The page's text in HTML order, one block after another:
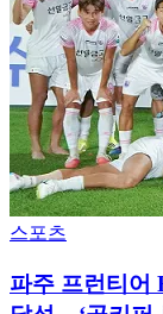
스포츠
파주 프런티어